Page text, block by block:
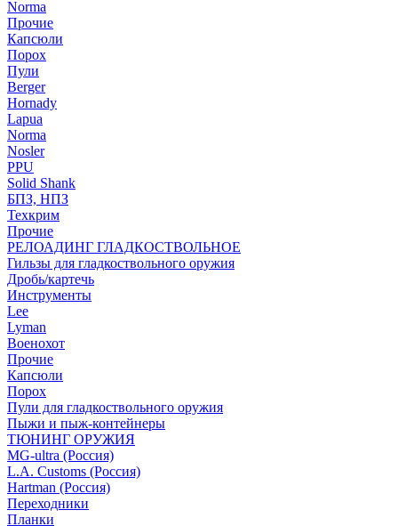
Norma
Прочие
Капсюли
Порох
Пули
Berger
Hornady
Lapua
Norma
Nosler
PPU
Solid Shank
БПЗ, НПЗ
Техкрим
Прочие
РЕЛОАДИНГ ГЛАДКОСТВОЛЬНОЕ
Гильзы для гладкоствольного оружия
Дробь/картечь
Инструменты
Lee
Lyman
Военохот
Прочие
Капсюли
Порох
Пули для гладкоствольного оружия
Пыжи и пыж-контейнеры
ТЮНИНГ ОРУЖИЯ
MG-ultra (Россия)
L.A. Customs (Россия)
Hartman (Россия)
Переходники
Планки